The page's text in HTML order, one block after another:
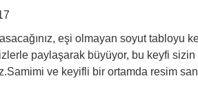
eşi olmayan soyut tabloyu
paylaşarak büyüyor, bu keyfi sizin
ve keyifli bir ortamda resim